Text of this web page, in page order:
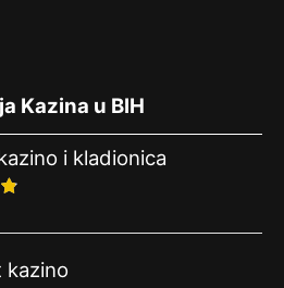
Kazina u BIH
i kladionica
kazino